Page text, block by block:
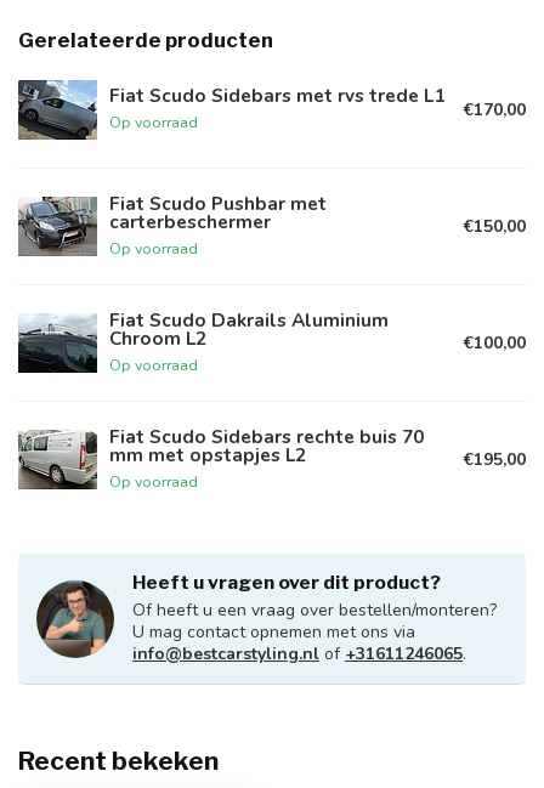
Gerelateerde producten
Fiat Scudo Sidebars met rvs trede L1
Op voorraad
€170,00
Fiat Scudo Pushbar met
carterbeschermer
Op voorraad
€150,00
Fiat Scudo Dakrails Aluminium
Chroom L2
Op voorraad
€100,00
Fiat Scudo Sidebars rechte buis 70
mm met opstapjes L2
Op voorraad
€195,00
Heeft u vragen over dit product?
Of heeft u een vraag over bestellen/monteren?
U mag contact opnemen met ons via
info@bestcarstyling.nl of +31611246065.
Recent bekeken